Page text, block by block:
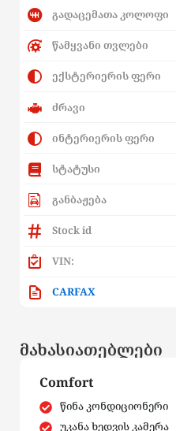
გადაცემათა კოლოფი
წამყვანი თვლები
ექსტერიერის ფერი
ძრავი
ინტერიერის ფერი
სტატუსი
განბაჟება
Stock id
VIN:
CARFAX
მახასიათებლები
Comfort
წინა კონდიციონერი
უკანა ხედვის კამერა